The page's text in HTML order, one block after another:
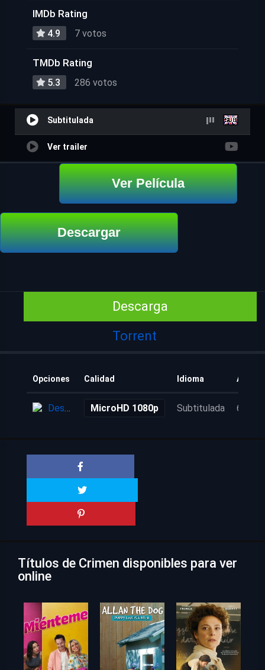
IMDb Rating
4.9 7 votos
TMDb Rating
5.3 286 votos
Subtitulada
Ver trailer
Ver Película
Descargar
Descarga
Torrent
Opciones Calidad Idioma
Descarga MicroHD 1080p Subtitulada 6 años
Títulos de Crimen disponibles para ver
online